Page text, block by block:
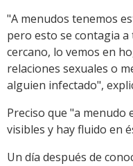
"A menudos tenemos
pero esto se contagia
cercano, lo vemos en
relaciones sexuales o
alguien infectado",
Preciso que "a menudo
visibles y hay fluido en
Un día después de